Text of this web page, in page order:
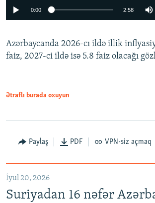
Auto
0:00 2:58
Azərbaycanda 2026-cı ildə illik
faiz, 2027-ci ildə isə 5.8 faiz olacağı
Ətraflı burada oxuyun
Paylaş PDF VPN-siz açmaq
İyul 20, 2026
Suriyadan 16 nəfər